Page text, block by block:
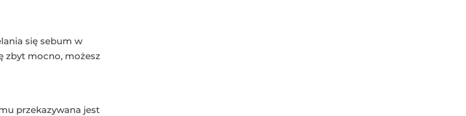
się sebum w
zbyt mocno, możesz
przekazywana jest